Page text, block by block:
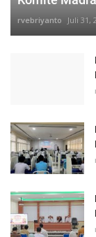
rvebriyanto Juli 31,